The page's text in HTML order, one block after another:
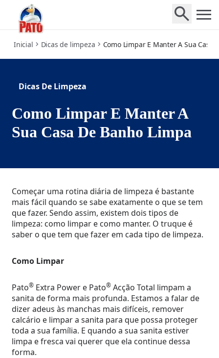
how-keep-toilet-clean-regimen
Inicial Dicas de limpeza Como Limpar E Manter A Sua Casa
Dicas De Limpeza
Como Limpar E Manter A
Sua Casa De Banho Limpa
Começar uma rotina diária de limpeza é bastante
mais fácil quando se sabe exatamente o que se tem
que fazer. Sendo assim, existem dois tipos de
limpeza: como limpar e como manter. O truque é
saber o que tem que fazer em cada tipo de limpeza.
Como Limpar
Pato® Extra Power e Pato® Acção Total limpam a
sanita de forma mais profunda. Estamos a falar de
dizer adeus às manchas mais difíceis, remover
calcário e limpar a sanita para que possa proteger
toda a sua família. E quando a sua sanita estiver
limpa e fresca vai querer que ela continue dessa
forma.